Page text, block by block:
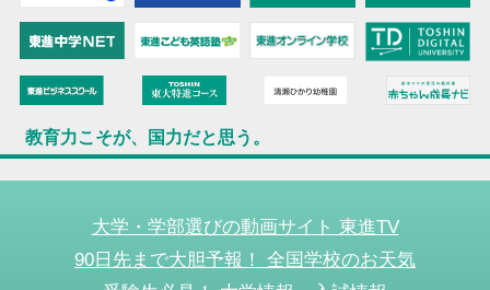
教育力こそが、国力だと思う。
大学・学部選びの動画サイト 東進TV
90日先まで大胆予報！ 全国学校のお天気